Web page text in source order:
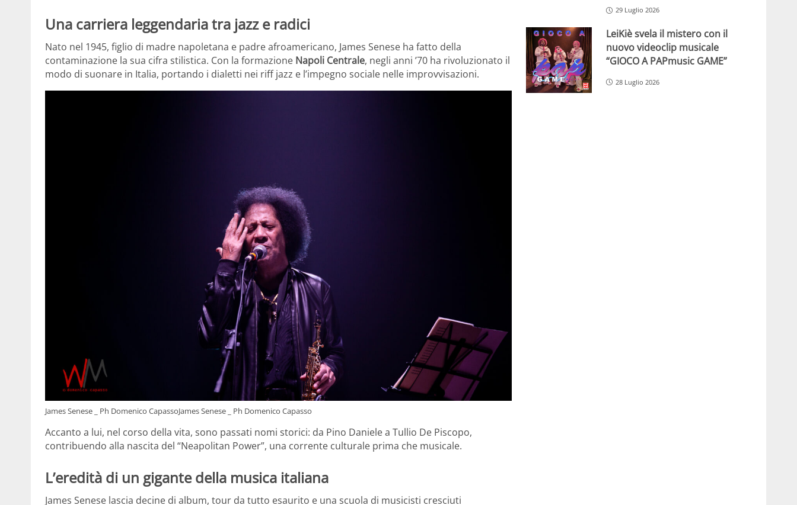
Una carriera leggendaria tra jazz e radici
Nato nel 1945, figlio di madre napoletana e padre afroamericano, James Senese ha fatto della
contaminazione la sua cifra stilistica. Con la formazione Napoli Centrale, negli anni ’70 ha rivoluzionato il
modo di suonare in Italia, portando i dialetti nei riff jazz e l’impegno sociale nelle improvvisazioni.
James Senese _ Ph Domenico CapassoJames Senese _ Ph Domenico Capasso
Accanto a lui, nel corso della vita, sono passati nomi storici: da Pino Daniele a Tullio De Piscopo,
contribuendo alla nascita del “Neapolitan Power”, una corrente culturale prima che musicale.
L’eredità di un gigante della musica italiana
James Senese lascia decine di album, tour da tutto esaurito e una scuola di musicisti cresciuti
29 Luglio 2026
LeiKiè svela il mistero con il
nuovo videoclip musicale
“GIOCO A PAPmusic GAME”
28 Luglio 2026